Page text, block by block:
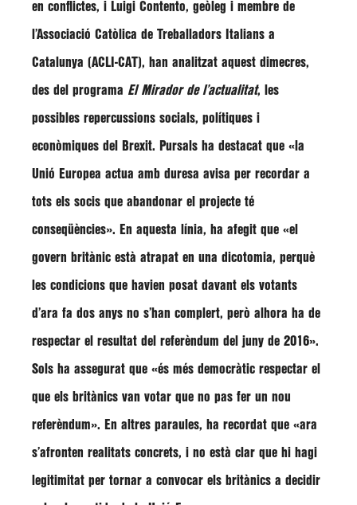
en conflictes, i Luigi Contento, geòleg i membre de
l’Associació Catòlica de Treballadors Italians a
Catalunya (ACLI-CAT), han analitzat aquest dimecres,
des del programa El Mirador de l’actualitat, les
possibles repercussions socials, polítiques i
econòmiques del Brexit. Pursals ha destacat que «la
Unió Europea actua amb duresa avisa per recordar a
tots els socis que abandonar el projecte té
conseqüències». En aquesta línia, ha afegit que «el
govern britànic està atrapat en una dicotomia, perquè
les condicions que havien posat davant els votants
d’ara fa dos anys no s’han complert, però alhora ha de
respectar el resultat del referèndum del juny de 2016».
Sols ha assegurat que «és més democràtic respectar el
que els britànics van votar que no pas fer un nou
referèndum». En altres paraules, ha recordat que «ara
s’afronten realitats concrets, i no està clar que hi hagi
legitimitat per tornar a convocar els britànics a decidir